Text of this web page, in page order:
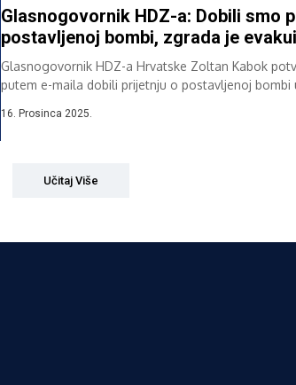
Glasnogovornik HDZ-a: Dobili smo
postavljenoj bombi, zgrada je
Glasnogovornik HDZ-a Hrvatske Zoltan Kabok
putem e-maila dobili prijetnju o postavljenoj bombi
16. Prosinca 2025.
Učitaj Više